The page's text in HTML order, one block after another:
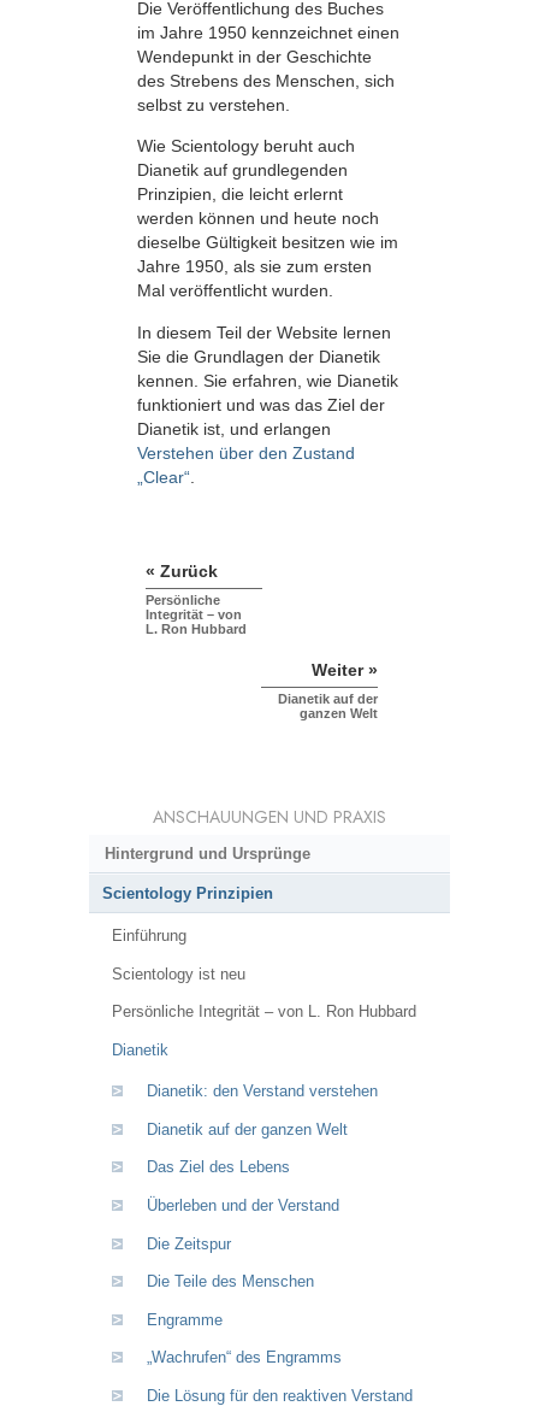
Die Veröffentlichung des Buches
im Jahre 1950 kennzeichnet einen
Wendepunkt in der Geschichte
des Strebens des Menschen, sich
selbst zu verstehen.
Wie Scientology beruht auch
Dianetik auf grundlegenden
Prinzipien, die leicht erlernt
werden können und heute noch
dieselbe Gültigkeit besitzen wie im
Jahre 1950, als sie zum ersten
Mal veröffentlicht wurden.
In diesem Teil der Website lernen
Sie die Grundlagen der Dianetik
kennen. Sie erfahren, wie Dianetik
funktioniert und was das Ziel der
Dianetik ist, und erlangen
Verstehen über den Zustand
„Clear“
« Zurück
Persönliche
Integrität – von
L. Ron Hubbard
Weiter »
Dianetik auf der
ganzen Welt
ANSCHAUUNGEN UND PRAXIS
Hintergrund und Ursprünge
Scientology Prinzipien
Einführung
Scientology ist neu
Persönliche Integrität – von L. Ron Hubbard
Dianetik
Dianetik: den Verstand verstehen
Dianetik auf der ganzen Welt
Das Ziel des Lebens
Überleben und der Verstand
Die Zeitspur
Die Teile des Menschen
Engramme
„Wachrufen“ des Engramms
Die Lösung für den reaktiven Verstand